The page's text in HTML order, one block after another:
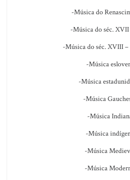
-Música do
-Música do séc.
-Música do séc. XVIII –
-Música
-Música
-Música
-Música
-Música
-Música
-Música